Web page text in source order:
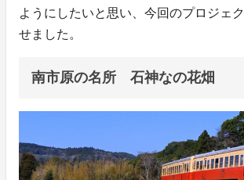
ようにしたいと思い、今回のプロジェ
せました。
南市原の名所 石神なの花畑